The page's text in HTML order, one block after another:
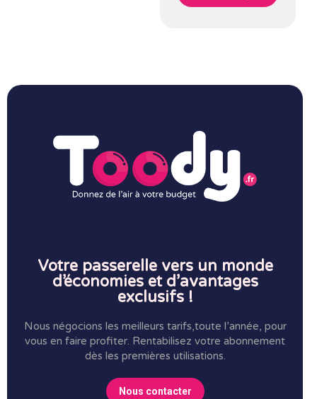
Votre passerelle vers un monde
d’économies et d’avantages
exclusifs !
Nous négocions les meilleurs tarifs,toute l’année, pour
vous en faire profiter. Rentabilisez votre abonnement
dès les premières utilisations.
Nous contacter